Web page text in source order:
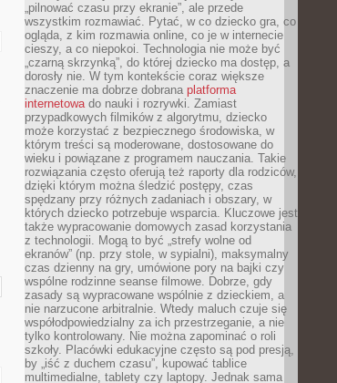
„pilnować czasu przy ekranie”, ale przede
wszystkim rozmawiać. Pytać, w co dziecko gra, co
ogląda, z kim rozmawia online, co je w internecie
cieszy, a co niepokoi. Technologia nie może być
„czarną skrzynką”, do której dziecko ma dostęp, a
dorosły nie. W tym kontekście coraz większe
znaczenie ma dobrze dobrana platforma
internetowado nauki i rozrywki. Zamiast
przypadkowych filmików z algorytmu, dziecko
może korzystać z bezpiecznego środowiska, w
którym treści są moderowane, dostosowane do
wieku i powiązane z programem nauczania. Takie
rozwiązania często oferują też raporty dla rodziców,
dzięki którym można śledzić postępy, czas
spędzany przy różnych zadaniach i obszary, w
których dziecko potrzebuje wsparcia. Kluczowe jest
także wypracowanie domowych zasad korzystania
z technologii. Mogą to być „strefy wolne od
ekranów” (np. przy stole, w sypialni), maksymalny
czas dzienny na gry, umówione pory na bajki czy
wspólne rodzinne seanse filmowe. Dobrze, gdy
zasady są wypracowane wspólnie z dzieckiem, a
nie narzucone arbitralnie. Wtedy maluch czuje się
współodpowiedzialny za ich przestrzeganie, a nie
tylko kontrolowany. Nie można zapominać o roli
szkoły. Placówki edukacyjne często są pod presją,
by „iść z duchem czasu”, kupować tablice
multimedialne, tablety czy laptopy. Jednak sama